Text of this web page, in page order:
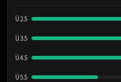
Ü 2.5
Ü 3.5
Ü 4.5
Ü 5.5